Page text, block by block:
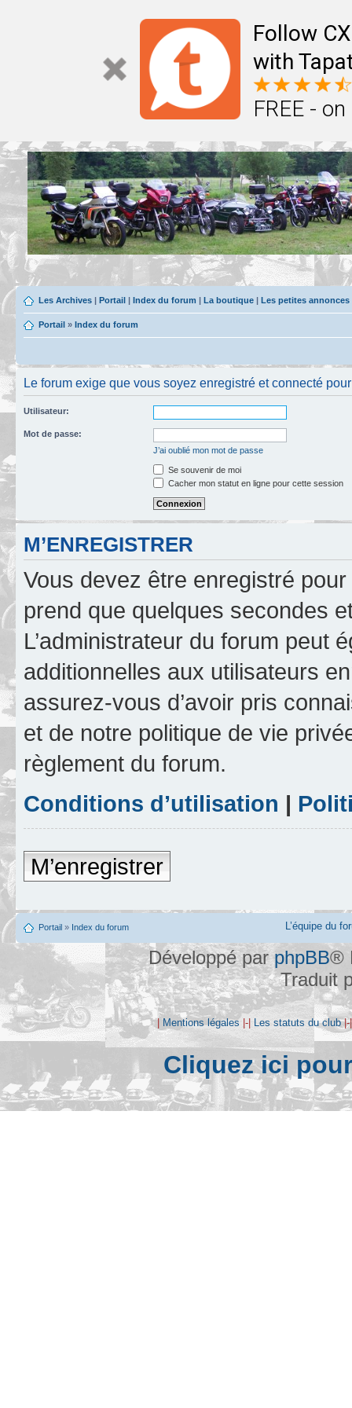
Follow
with
FREE -
Les Archives | Portail | Index du forum | La boutique | Les petites
Portail » Index du forum
Le forum exige que vous soyez enregistré et connecté
Utilisateur:
Mot de passe:
J’ai oublié mon mot de passe
Se souvenir de moi
Cacher mon statut en ligne pour cette session
M’ENREGISTRER
Vous devez être enregistré
prend que quelques secondes
L’administrateur du forum peut
additionnelles aux utilisateurs
assurez-vous d’avoir pris
et de notre politique de vie
règlement du forum.
Conditions d’utilisation |
M’enregistrer
Portail » Index du forum L’équipe du
Développé parphpBB®
Traduit
| Mentions légales |-| Les statuts du club
Cliquez ici